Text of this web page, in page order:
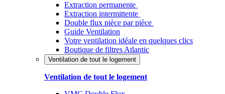
Extraction permanente
Extraction intermittente
Double flux pièce par pièce
Guide Ventilation
Votre ventilation idéale en quelques clics
Boutique de filtres Atlantic
Ventilation de tout le logement
Ventilation de tout le logement